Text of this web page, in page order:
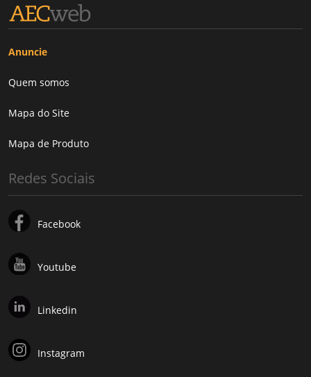
Anuncie
Quem somos
Mapa do Site
Mapa de Produto
Redes Sociais
Facebook
Youtube
Linkedin
Instagram